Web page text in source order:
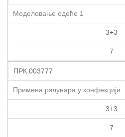
Моделовање одеће 1
3+3
7
ПРК 003777
Примена рачунара у конфекцији
3+3
7